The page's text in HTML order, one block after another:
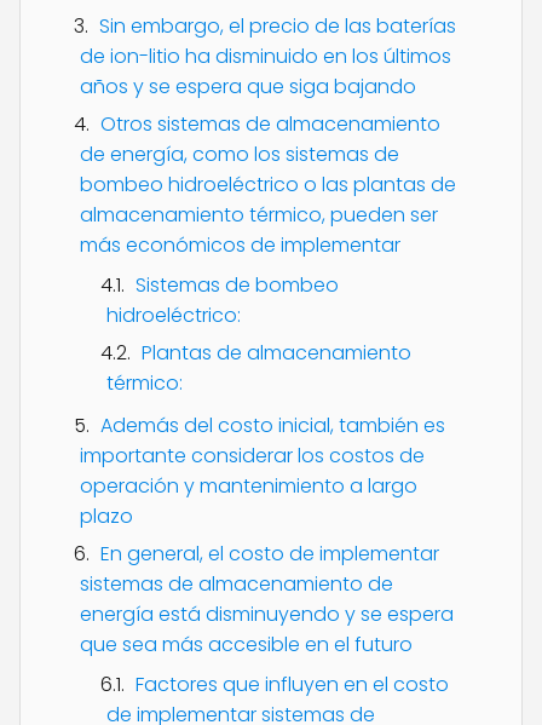
Sin embargo, el precio de las baterías
de ion-litio ha disminuido en los últimos
años y se espera que siga bajando
Otros sistemas de almacenamiento
de energía, como los sistemas de
bombeo hidroeléctrico o las plantas de
almacenamiento térmico, pueden ser
más económicos de implementar
Sistemas de bombeo
hidroeléctrico:
Plantas de almacenamiento
térmico:
Además del costo inicial, también es
importante considerar los costos de
operación y mantenimiento a largo
plazo
En general, el costo de implementar
sistemas de almacenamiento de
energía está disminuyendo y se espera
que sea más accesible en el futuro
Factores que influyen en el costo
de implementar sistemas de